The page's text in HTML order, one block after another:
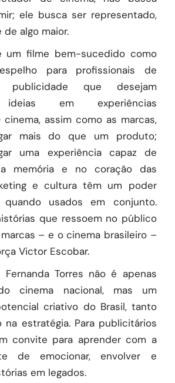
ele busca ser representado,
algo maior.
um filme bem-sucedido como
para profissionais de
publicidade que desejam
ideias em experiências
cinema, assim como as marcas,
mais do que um produto;
uma experiência capaz de
memória e no coração das
e cultura têm um poder
quando usados em conjunto.
que ressoem no público
– e o cinema brasileiro –
Victor Escobar.
Torres não é apenas
cinema nacional, mas um
criativo do Brasil, tanto
na estratégia. Para publicitários
convite para aprender com a
de emocionar, envolver e
em legados.